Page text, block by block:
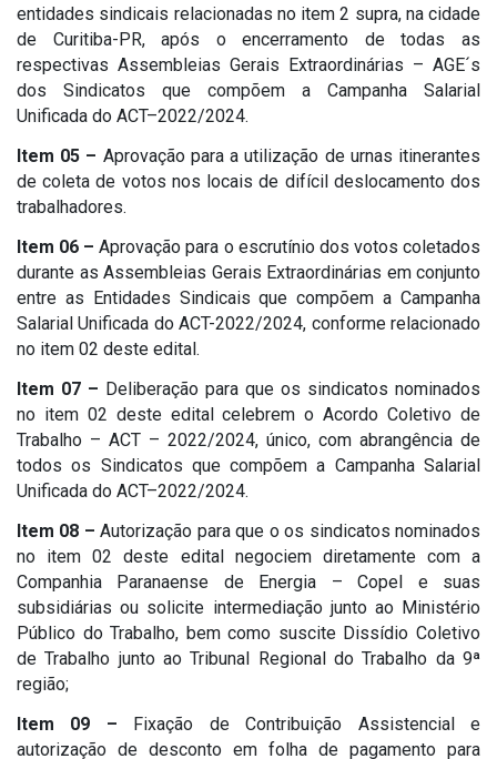
entidades sindicais relacionadas no item 2 supra, na cidade
de Curitiba-PR, após o encerramento de todas as
respectivas Assembleias Gerais Extraordinárias – AGE´s
dos Sindicatos que compõem a Campanha Salarial
Unificada do ACT–2022/2024.
Item 05 – Aprovação para a utilização de urnas itinerantes
de coleta de votos nos locais de difícil deslocamento dos
trabalhadores.
Item 06 – Aprovação para o escrutínio dos votos coletados
durante as Assembleias Gerais Extraordinárias em conjunto
entre as Entidades Sindicais que compõem a Campanha
Salarial Unificada do ACT-2022/2024, conforme relacionado
no item 02 deste edital.
Item 07 – Deliberação para que os sindicatos nominados
no item 02 deste edital celebrem o Acordo Coletivo de
Trabalho – ACT – 2022/2024, único, com abrangência de
todos os Sindicatos que compõem a Campanha Salarial
Unificada do ACT–2022/2024.
Item 08 – Autorização para que o os sindicatos nominados
no item 02 deste edital negociem diretamente com a
Companhia Paranaense de Energia – Copel e suas
subsidiárias ou solicite intermediação junto ao Ministério
Público do Trabalho, bem como suscite Dissídio Coletivo
de Trabalho junto ao Tribunal Regional do Trabalho da 9ª
região;
Item 09 – Fixação de Contribuição Assistencial e
autorização de desconto em folha de pagamento para